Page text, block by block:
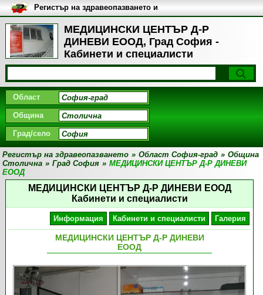
МЕДИЦИНСКИ ЦЕНТЪР Д-Р
ДИНЕВИ ЕООД, Град София -
Кабинети и специалисти
Регистър на здравеопазването и
медицинските заведения в
България
Област
Община
Град/село
Регистър на здравеопазването » Област София-град » Община
Столична » Град София » МЕДИЦИНСКИ ЦЕНТЪР Д-Р ДИНЕВИ
ЕООД
МЕДИЦИНСКИ ЦЕНТЪР Д-Р ДИНЕВИ ЕООД
Кабинети и специалисти
Информация Кабинети и специалисти Галерия
МЕДИЦИНСКИ ЦЕНТЪР Д-Р ДИНЕВИ
ЕООД